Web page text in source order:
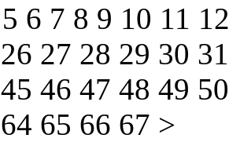
5 6 7 8 9 10 11
26 27 28 29 30
45 46 47 48 49
64 65 66 67 >